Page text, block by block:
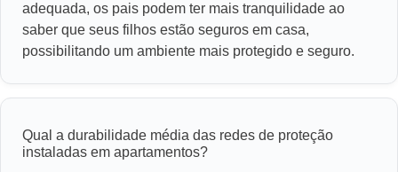
adequada, os pais podem ter mais tranquilidade ao
saber que seus filhos estão seguros em casa,
possibilitando um ambiente mais protegido e seguro.
Qual a durabilidade média das redes de proteção
instaladas em apartamentos?